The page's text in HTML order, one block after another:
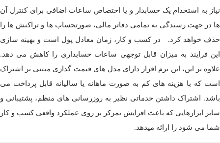
نیاز به استخدام یک حسابدار و یا اختصاص ساعات اضافی برای کنترل آن
ها در جهت رسیدگی به تمامی دفاتر مالی، صورتحساب ها و تراکنش ها را
حذف خواهد کرد. در کسب و کار، زمان معادل پول است و بهینه سازی
این فرایند به میزان قابل توجهی ساعات حسابداری را کاهش می دهد.
علاوه بر این، این نرم افزار دارای مدل های قیمت گذاری مبتنی بر اشتراک
است که با هزینه های کم به صورت ماهانه یا سالیانه قابل پرداخت می
باشد. اشتراک داشتن خدماتی نظیر به روزرسانی های منظم، پشتیبانی و
سایر ابزارهایی که باعث افزایش تمرکز بر روی عملکرد واقعی کسب و کار
شما می شود را ارائه میدهد.